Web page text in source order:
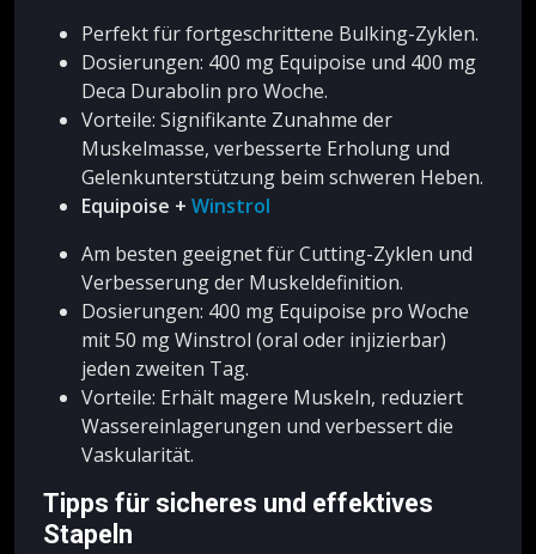
Perfekt für fortgeschrittene Bulking-Zyklen.
Dosierungen: 400 mg Equipoise und 400 mg
Deca Durabolin pro Woche.
Vorteile: Signifikante Zunahme der
Muskelmasse, verbesserte Erholung und
Gelenkunterstützung beim schweren Heben.
Equipoise + Winstrol
Am besten geeignet für Cutting-Zyklen und
Verbesserung der Muskeldefinition.
Dosierungen: 400 mg Equipoise pro Woche
mit 50 mg Winstrol (oral oder injizierbar)
jeden zweiten Tag.
Vorteile: Erhält magere Muskeln, reduziert
Wassereinlagerungen und verbessert die
Vaskularität.
Tipps für sicheres und effektives
Stapeln